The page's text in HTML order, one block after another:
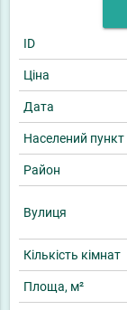
ID
Ціна
Дата
Населений пункт
Район
Вулиця
Кількість кімнат
Площа, м²